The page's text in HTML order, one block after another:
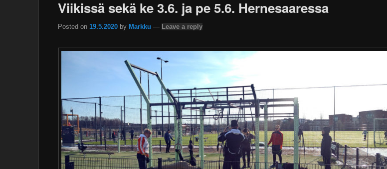
Viikissä sekä ke 3.6. ja pe 5.6. Hernesaaressa
Posted on 19.5.2020 by Markku — Leave a reply